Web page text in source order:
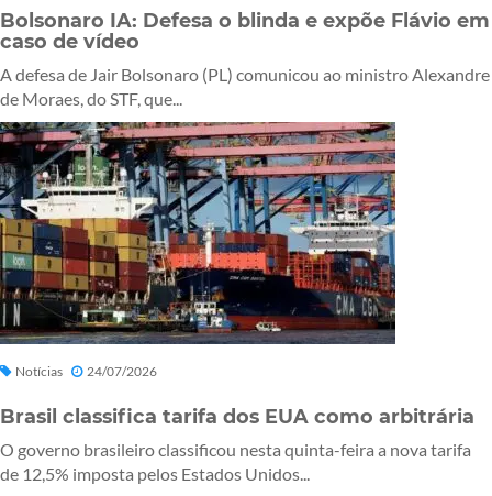
Bolsonaro IA: Defesa o blinda e expõe Flávio em
caso de vídeo
A defesa de Jair Bolsonaro (PL) comunicou ao ministro Alexandre
de Moraes, do STF, que...
Notícias 24/07/2026
Brasil classifica tarifa dos EUA como arbitrária
O governo brasileiro classificou nesta quinta-feira a nova tarifa
de 12,5% imposta pelos Estados Unidos...